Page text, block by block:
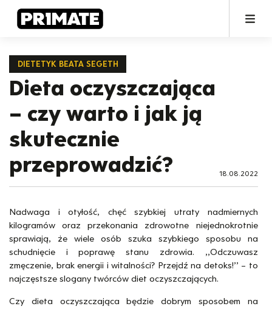
DIETETYK BEATA SEGETH
Dieta oczyszczająca
– czy warto i jak ją
skutecznie
przeprowadzić?
18.08.2022
Nadwaga i otyłość, chęć szybkiej utraty nadmiernych
kilogramów oraz przekonania zdrowotne niejednokrotnie
sprawiają, że wiele osób szuka szybkiego sposobu na
schudnięcie i poprawę stanu zdrowia. ,,Odczuwasz
zmęczenie, brak energii i witalności? Przejdź na detoks!’’ – to
najczęstsze slogany twórców diet oczyszczających.
Czy dieta oczyszczająca będzie dobrym sposobem na